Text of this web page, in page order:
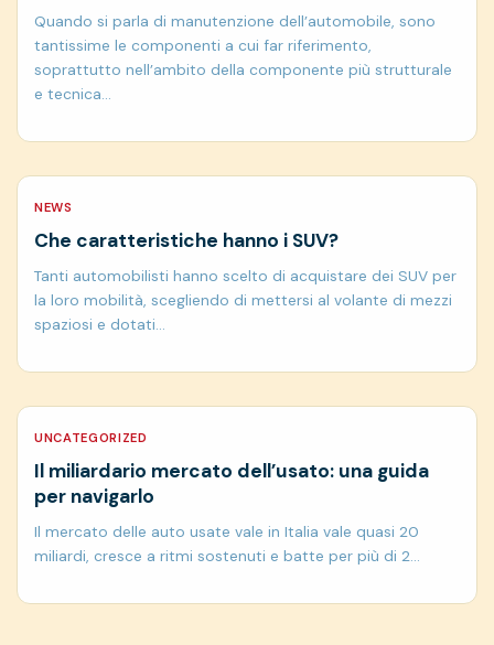
Quando si parla di manutenzione dell’automobile, sono
tantissime le componenti a cui far riferimento,
soprattutto nell’ambito della componente più strutturale
e tecnica…
NEWS
Che caratteristiche hanno i SUV?
Tanti automobilisti hanno scelto di acquistare dei SUV per
la loro mobilità, scegliendo di mettersi al volante di mezzi
spaziosi e dotati…
UNCATEGORIZED
Il miliardario mercato dell’usato: una guida
per navigarlo
Il mercato delle auto usate vale in Italia vale quasi 20
miliardi, cresce a ritmi sostenuti e batte per più di 2…